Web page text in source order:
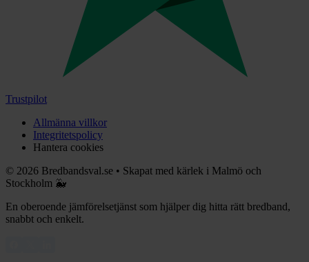
Trustpilot
Allmänna villkor
Integritetspolicy
Hantera cookies
© 2026 Bredbandsval.se • Skapat med kärlek i Malmö och
Stockholm 🐳
En oberoende jämförelsetjänst som hjälper dig hitta rätt bredband,
snabbt och enkelt.